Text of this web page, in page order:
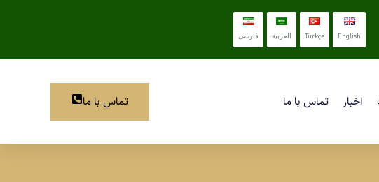
English
Türkçe العربية فارسی
اخبار تماس با ما تماس با ما